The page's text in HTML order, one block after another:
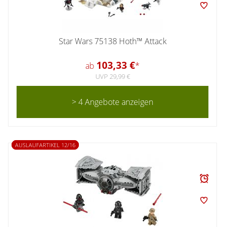
Star Wars 75138 Hoth™ Attack
ab 103,33 €*
UVP 29,99 €
> 4 Angebote anzeigen
AUSLAUFARTIKEL 12/16